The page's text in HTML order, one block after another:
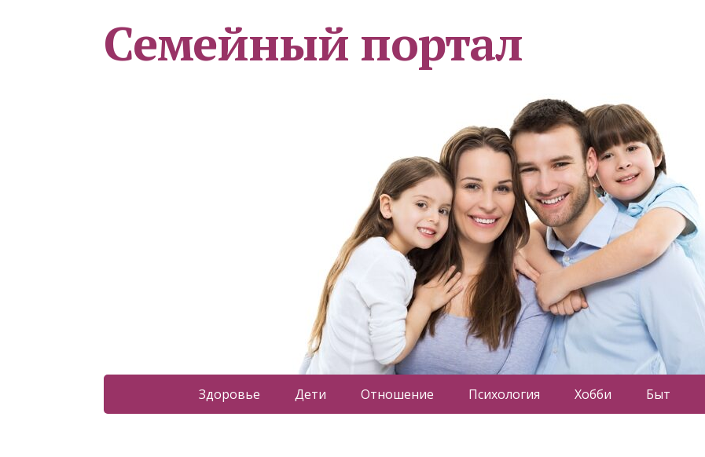
Семейный портал
Здоровье Дети Отношение Психология Хобби Быт